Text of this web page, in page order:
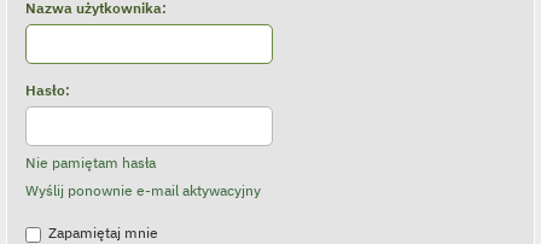
Nazwa użytkownika:
Hasło:
Nie pamiętam hasła
Wyślij ponownie e-mail aktywacyjny
Zapamiętaj mnie